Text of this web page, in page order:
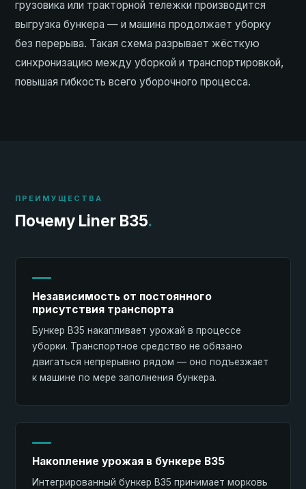
грузовика или тракторной тележки производится
выгрузка бункера — и машина продолжает уборку
без перерыва. Такая схема разрывает жёсткую
синхронизацию между уборкой и транспортировкой,
повышая гибкость всего уборочного процесса.
ПРЕИМУЩЕСТВА
Почему Liner B35.
Независимость от постоянного
присутствия транспорта
Бункер B35 накапливает урожай в процессе
уборки. Транспортное средство не обязано
двигаться непрерывно рядом — оно подъезжает
к машине по мере заполнения бункера.
Накопление урожая в бункере B35
Интегрированный бункер B35 принимает морковь